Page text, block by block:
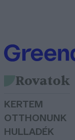
Rovatok
KERTEM
OTTHONUNK
HULLADÉK